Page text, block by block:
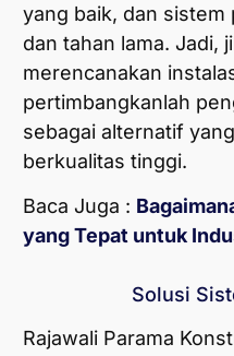
yang baik, dan sistem
dan tahan lama. Jadi,
merencanakan
pertimbangkanlah
sebagai alternatif
berkualitas tinggi.
Baca Juga :
yang Tepat untuk
Solusi
Rajawali Parama